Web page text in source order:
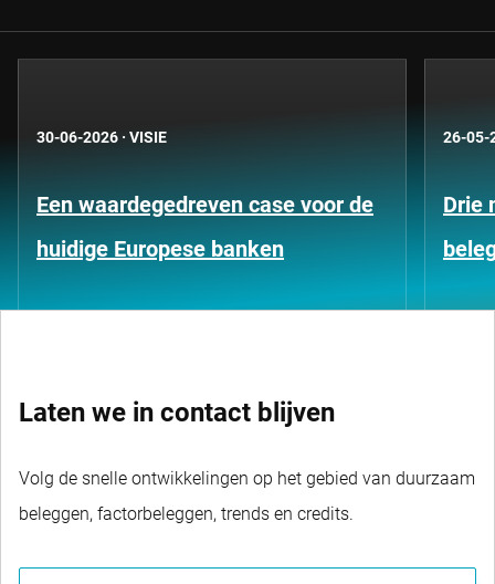
30-06-2026 · VISIE
Een waardegedreven case voor de
huidige Europese banken
26-05-
Drie
Laten we in contact blijven
Volg de snelle ontwikkelingen op het gebied van duurzaam
beleggen, factorbeleggen, trends en credits.